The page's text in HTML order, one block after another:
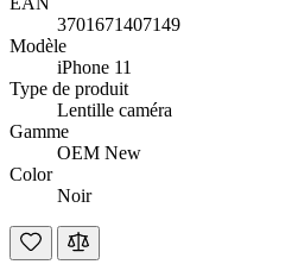
3701671407149
Modèle
iPhone 11
Type de produit
Lentille caméra
Gamme
OEM New
Color
Noir